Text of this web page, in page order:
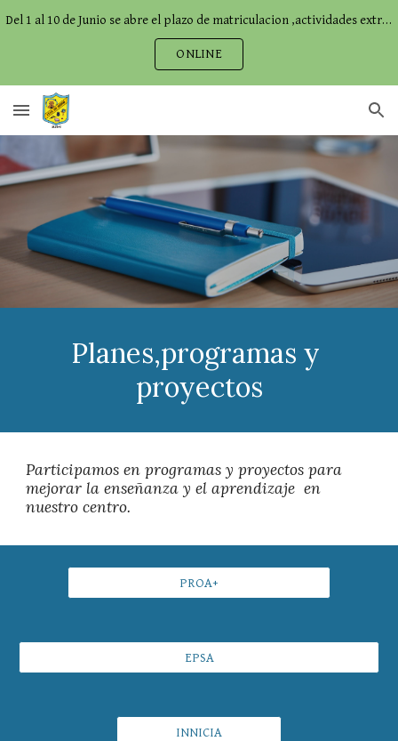
Del 1 al 10 de Junio se abre el plazo de matriculacion ,actividades extraescolares,comedor...
ONLINE
Planes,programas y
proyectos
Participamos en programas y proyectos para
mejorar la enseñanza y el aprendizaje  en
nuestro centro.
PROA+
EPSA
INNICIA